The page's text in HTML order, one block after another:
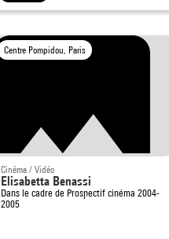
Centre Pompidou, Paris
Cinéma / Vidéo
Elisabetta Benassi
Dans le cadre de Prospectif cinéma 2004-
2005